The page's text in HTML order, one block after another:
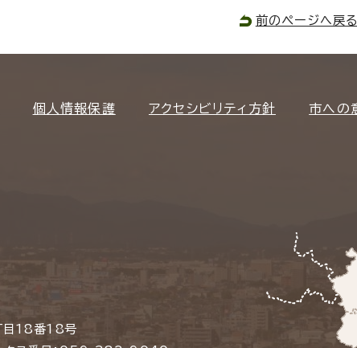
前のページへ戻る
個人情報保護 アクセシビリティ方針 市への
18番18号